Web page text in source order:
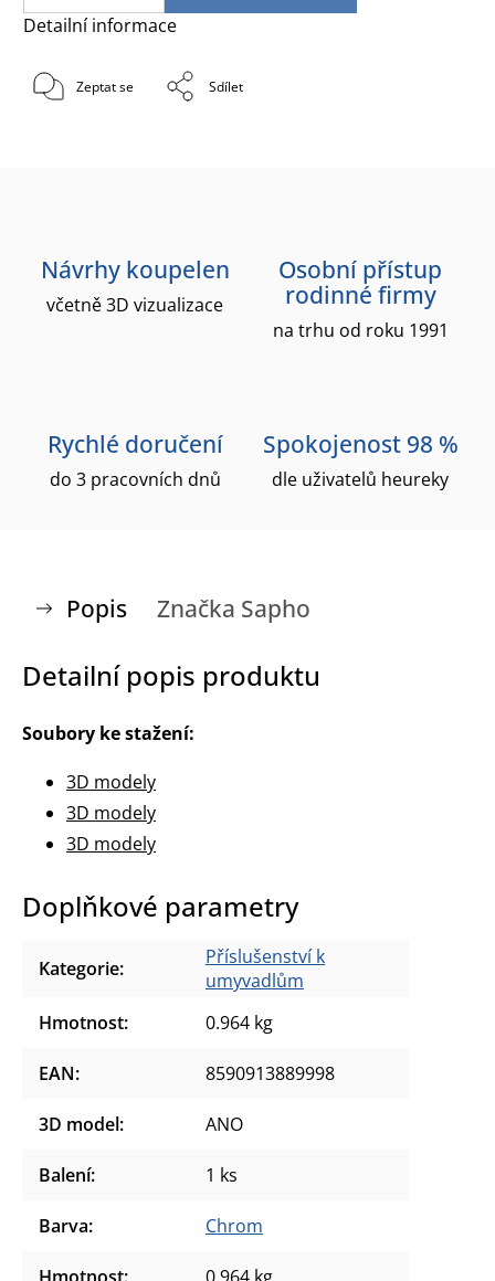
Detailní informace
Zeptat se Sdílet
Návrhy koupelen
včetně 3D vizualizace
Osobní přístup
rodinné firmy
na trhu od roku 1991
Rychlé doručení
do 3 pracovních dnů
Spokojenost 98 %
dle uživatelů heureky
Popis Značka Sapho
Detailní popis produktu
Soubory ke stažení:
3D modely
3D modely
3D modely
Doplňkové parametry
Kategorie:
Příslušenství k
umyvadlům
Hmotnost: 0.964 kg
EAN: 8590913889998
3D model: ANO
Balení: 1 ks
Barva: Chrom
Hmotnost: 0.964 kg